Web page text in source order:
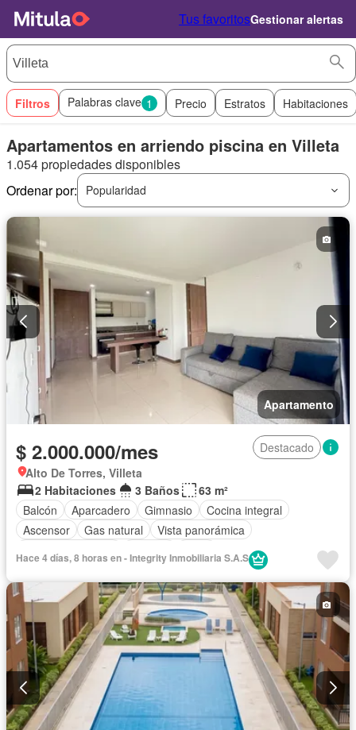
Tus favoritosGestionar alertas
Filtros Palabras clave 1 Precio Estratos Habitaciones
Apartamentos en arriendo piscina en Villeta
1.054 propiedades disponibles
Ordenar por:
Popularidad
Apartamento
$ 2.000.000/mes
Destacado
Alto De Torres, Villeta
2 Habitaciones
3 Baños
63 m²
Balcón
Aparcadero Gimnasio
Cocina integral
Ascensor
Gas natural
Vista panorámica
Hace 4 días, 8 horas en - Integrity Inmobiliaria S.A.S